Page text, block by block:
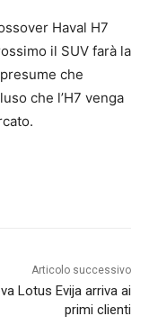
Haval H7
il SUV farà la
che
che l’H7 venga
Articolo successivo
Lotus Evija arriva ai
primi clienti